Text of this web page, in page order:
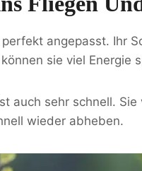
angepasst. Ihr
sie viel Energie
auch sehr schnell.
wieder abheben.